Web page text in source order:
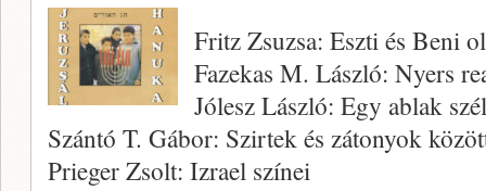
Fritz Zsuzsa: Eszti és Beni
Fazekas M. László: Nyers
Jólesz László: Egy ablak
Szántó T. Gábor: Szirtek és zátonyok
Prieger Zsolt: Izrael színei